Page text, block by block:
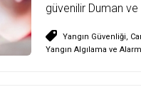
güvenilir Duman ve
Yangın Güvenliği,
Yangın Algılama ve Alarm